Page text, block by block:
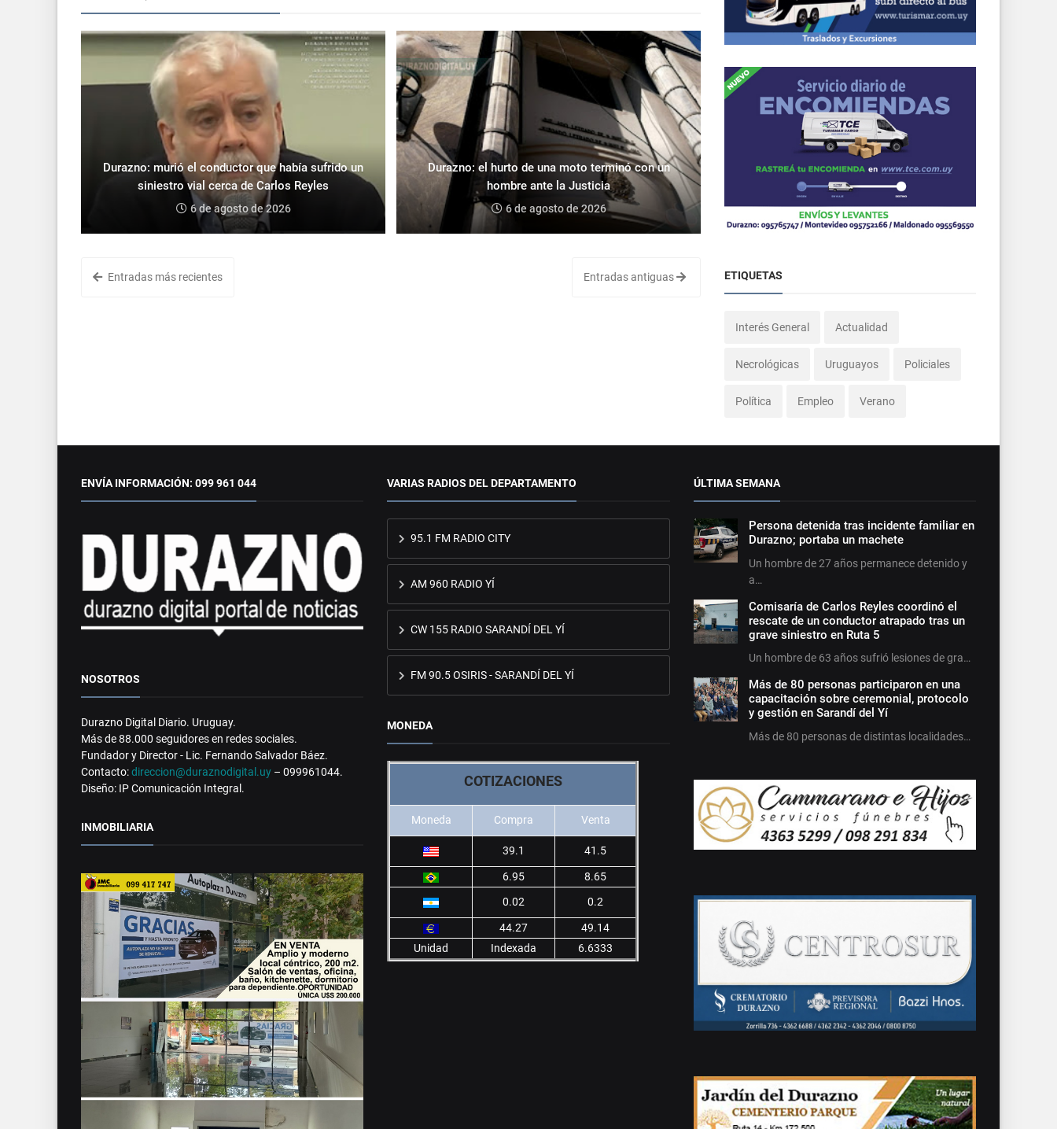
Durazno: murió el conductor que había sufrido un
siniestro vial cerca de Carlos Reyles
6 de agosto de 2026
Durazno: el hurto de una moto terminó con un
hombre ante la Justicia
6 de agosto de 2026
Entradas más recientes Entradas antiguas ETIQUETAS
Interés General Actualidad
Necrológicas Uruguayos Policiales
Política Empleo Verano
ENVÍA INFORMACIÓN: 099 961 044
NOSOTROS
Durazno Digital Diario. Uruguay.
Más de 88.000 seguidores en redes sociales.
Fundador y Director - Lic. Fernando Salvador Báez.
Contacto:direccion@duraznodigital.uy – 099961044.
Diseño: IP Comunicación Integral.
INMOBILIARIA
VARIAS RADIOS DEL DEPARTAMENTO
95.1 FM RADIO CITY
AM 960 RADIO YÍ
CW 155 RADIO SARANDÍ DEL YÍ
FM 90.5 OSIRIS - SARANDÍ DEL YÍ
MONEDA
COTIZACIONES
Moneda Compra Venta
39.1 41.5
6.95
8.65
0.02
0.2
44.27
49.14
Unidad
Indexada 6.6333
ÚLTIMA SEMANA
Persona detenida tras incidente familiar en
Durazno; portaba un machete
Un hombre de 27 años permanece detenido y
a…
Comisaría de Carlos Reyles coordinó el
rescate de un conductor atrapado tras un
grave siniestro en Ruta 5
Un hombre de 63 años sufrió lesiones de gra…
Más de 80 personas participaron en una
capacitación sobre ceremonial, protocolo
y gestión en Sarandí del Yí
Más de 80 personas de distintas localidades…